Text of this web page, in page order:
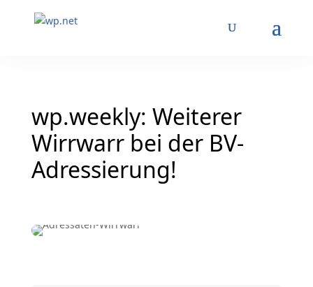
wp.weekly: Weiterer
Wirrwarr bei der BV-
Adressierung!